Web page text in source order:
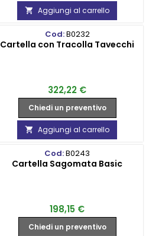
 Aggiungi al carrello
Cod:B0232
Cartella con Tracolla Tavecchi
Prezzo
322,22 €
Chiedi un preventivo
 Aggiungi al carrello
Cod:B0243
Cartella Sagomata Basic
Prezzo
198,15 €
Chiedi un preventivo